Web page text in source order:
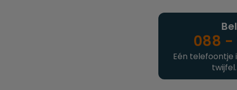
088 -
Eén telefoontje